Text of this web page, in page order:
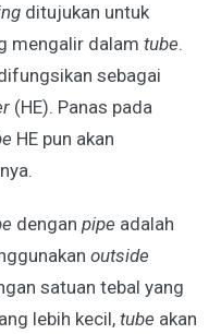
ditujukan untuk
mengalir dalam tube.
sebagai
(HE). Panas pada
HE pun akan
dengan pipe adalah
outside
satuan tebal yang
lebih kecil, tube akan